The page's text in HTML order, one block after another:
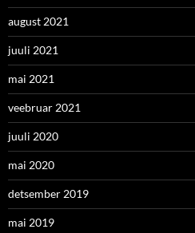
august 2021
juuli 2021
mai 2021
veebruar 2021
juuli 2020
mai 2020
detsember 2019
mai 2019